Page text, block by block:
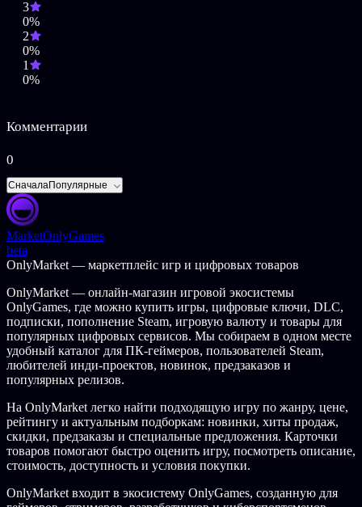
Borderlands 4 — это захватывающий экшен, безбашенные
новой планете, управляемой безжалостным тираном.
Отправляйтесь на Кайрос в качестве одного из четырех новых
Овладевайте мощными Активными навыками, настаивайте
свою сборку с помощью разветвленных Древ навыков и
доминируйте над врагами благодаря динамичным
двигательным способностям.
Освободитесь от деспотичного Хранителя Времени,
безжалостного диктатора, который господствует над массами,
может изменить мир, угрожает его идеальному Ордену, сея
Хаос по всей планете.
БУДЬТЕ БЕЗБАШЕННЫМ
Станьте непобедимой боевой силой, уничтожающей врагов с
помощью совершенно нового арсенала потрясающего оружия.
совершайте двойные прыжки, скользите, уворачивайтесь и
вступайте в схватки, сея смерть со всех сторон. Применяйте
разрушительные активные навыки, раскрывающие
уникальные способности вашего Искателя Хранилища.
Создайте свою идеальную сборку с помощью ветвящихся древ
взрывоопасного оружия и мощного снаряжения.
3
0%
2
0%
1
0%
Комментарии
0
СначалаПопулярные
MarketOnlyGames
beta
OnlyMarket — маркетплейс игр и цифровых товаров
OnlyMarket — онлайн-магазин игровой экосистемы
OnlyGames, где можно купить игры, цифровые ключи, DLC,
подписки, пополнение Steam, игровую валюту и товары для
популярных цифровых сервисов. Мы собираем в одном месте
удобный каталог для ПК-геймеров, пользователей Steam,
любителей инди-проектов, новинок, предзаказов и
популярных релизов.
На OnlyMarket легко найти подходящую игру по жанру, цене,
рейтингу и актуальным подборкам: новинки, хиты продаж,
скидки, предзаказы и специальные предложения. Карточки
товаров помогают быстро оценить игру, посмотреть описание,
стоимость, доступность и условия покупки.
OnlyMarket входит в экосистему OnlyGames, созданную для